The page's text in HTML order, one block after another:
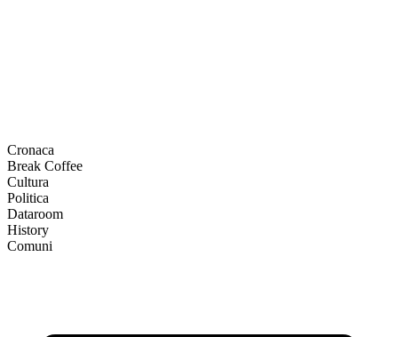
Cronaca
Break Coffee
Cultura
Politica
Dataroom
History
Comuni